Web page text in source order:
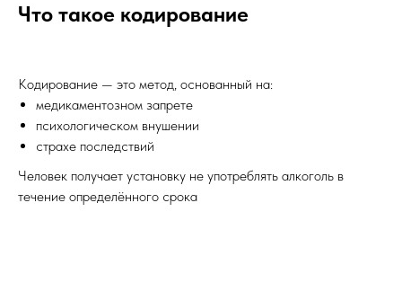
Что такое кодирование
Кодирование — это метод, основанный на:
медикаментозном запрете
психологическом внушении
страхе последствий
Человек получает установку не употреблять алкоголь в
течение определённого срока